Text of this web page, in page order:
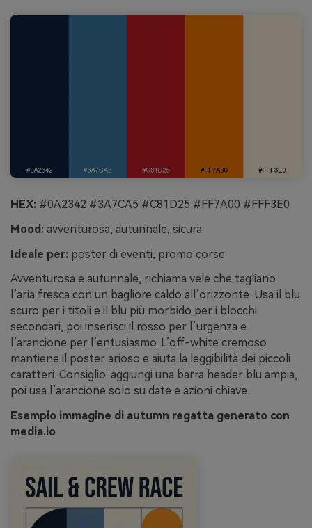
HEX: #0A2342 #3A7CA5 #C81D25 #FF7A00 #FFF3E0
Mood: avventurosa, autunnale, sicura
Ideale per: poster di eventi, promo corse
Avventurosa e autunnale, richiama vele che tagliano
l’aria fresca con un bagliore caldo all’orizzonte. Usa il blu
scuro per i titoli e il blu più morbido per i blocchi
secondari, poi inserisci il rosso per l’urgenza e
l’arancione per l’entusiasmo. L’off-white cremoso
mantiene il poster arioso e aiuta la leggibilità dei piccoli
caratteri. Consiglio: aggiungi una barra header blu ampia,
poi usa l’arancione solo su date e azioni chiave.
Esempio immagine di autumn regatta generato con
media.io